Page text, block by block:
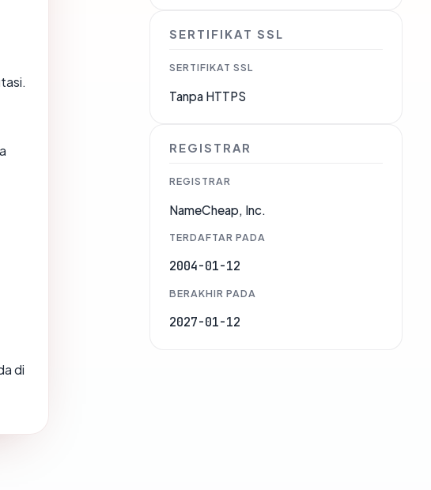
di
SERTIFIKAT SSL
SERTIFIKAT SSL
Tanpa HTTPS
REGISTRAR
REGISTRAR
NameCheap, Inc.
TERDAFTAR PADA
2004-01-12
BERAKHIR PADA
2027-01-12